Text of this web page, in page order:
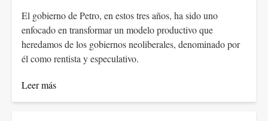
El gobierno de Petro, en estos tres años, ha sido uno
enfocado en transformar un modelo productivo que
heredamos de los gobiernos neoliberales, denominado por
él como rentista y especulativo.
Leer más